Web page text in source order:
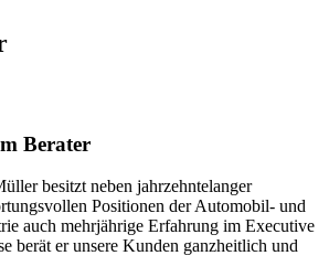
Berater
besitzt neben jahrzehntelanger
Positionen der Automobil- und
auch mehrjährige Erfahrung im Executive
berät er unsere Kunden ganzheitlich und